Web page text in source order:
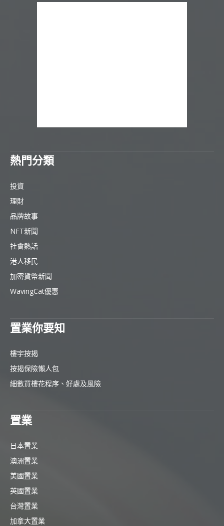
熱門分類
投資
理財
品牌故事
NFT新聞
社會熱話
港人移民
加密貨幣新聞
WavingCat優惠
置業你要知
樓宇按揭
按揭保險懶人包
細數買樓花程序、好處及風險
置業
日本置業
澳洲置業
美國置業
英國置業
台灣置業
加拿大置業